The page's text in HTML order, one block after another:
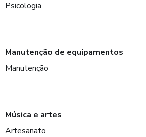
Psicologia
Manutenção de equipamentos
Manutenção
Música e artes
Artesanato